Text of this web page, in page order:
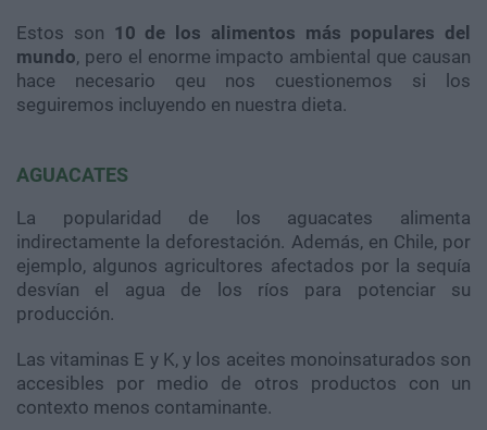
Estos son 10 de los alimentos más populares del
mundo, pero el enorme impacto ambiental que causan
hace necesario qeu nos cuestionemos si los
seguiremos incluyendo en nuestra dieta.
AGUACATES
La popularidad de los aguacates alimenta
indirectamente la deforestación. Además, en Chile, por
ejemplo, algunos agricultores afectados por la sequía
desvían el agua de los ríos para potenciar su
producción.
Las vitaminas E y K, y los aceites monoinsaturados son
accesibles por medio de otros productos con un
contexto menos contaminante.